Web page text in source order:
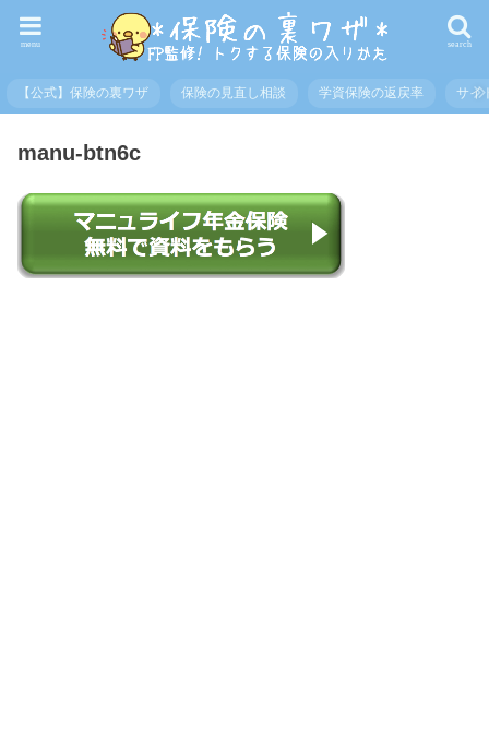
search
menu
【公式】保険の裏ワザ 保険の見直し相談 学資保険の返戻率 サイ
manu-btn6c